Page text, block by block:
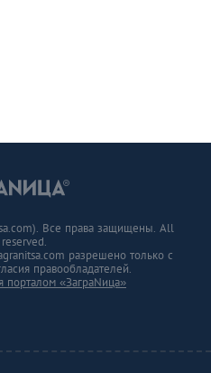
Все права защищены. All
разрешено только с
правообладателей.
порталом «ЗаграNица»